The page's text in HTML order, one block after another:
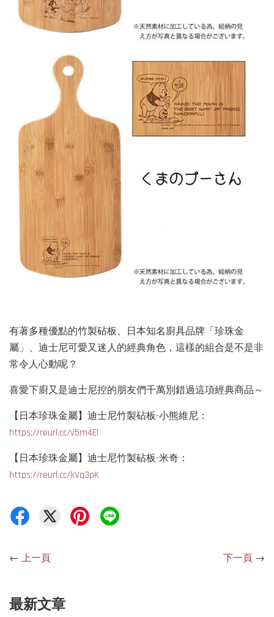
有著多種優點的竹製砧板、日本知名廚具品牌「珍珠金
屬」、迪士尼可愛又迷人的經典角色，這樣的組合是不是非
常令人心動呢？
喜愛下廚又是迪士尼控的朋友們千萬別錯過這項經典商品～
【日本珍珠金屬】迪士尼竹製砧板-小熊維尼：
https://reurl.cc/v5m4El
【日本珍珠金屬】迪士尼竹製砧板-米奇：
https://reurl.cc/kVq3pK
← 上一頁 下一頁 →
最新文章